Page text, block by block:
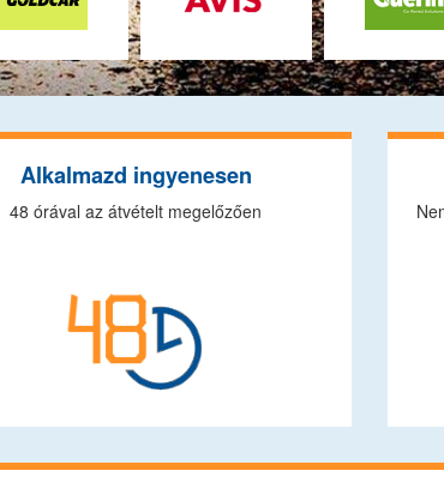
Alkalmazd ingyenesen
48 órával az átvételt megelőzően